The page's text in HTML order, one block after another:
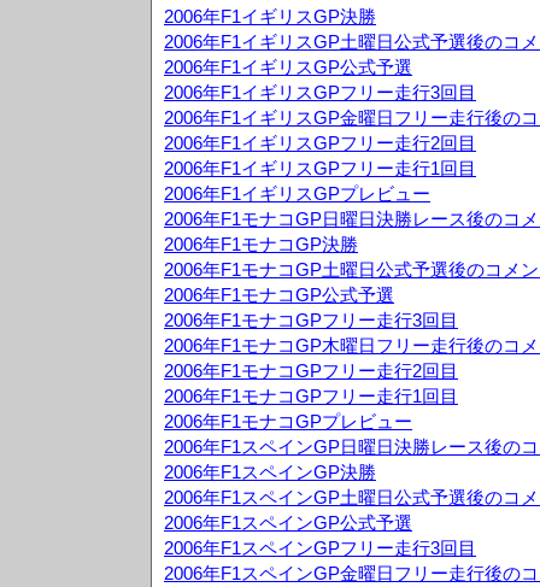
2006年F1イギリスGP決勝
2006年F1イギリスGP土曜日公式予選後のコ
2006年F1イギリスGP公式予選
2006年F1イギリスGPフリー走行3回目
2006年F1イギリスGP金曜日フリー走行後の
2006年F1イギリスGPフリー走行2回目
2006年F1イギリスGPフリー走行1回目
2006年F1イギリスGPプレビュー
2006年F1モナコGP日曜日決勝レース後のコ
2006年F1モナコGP決勝
2006年F1モナコGP土曜日公式予選後のコメ
2006年F1モナコGP公式予選
2006年F1モナコGPフリー走行3回目
2006年F1モナコGP木曜日フリー走行後のコ
2006年F1モナコGPフリー走行2回目
2006年F1モナコGPフリー走行1回目
2006年F1モナコGPプレビュー
2006年F1スペインGP日曜日決勝レース後の
2006年F1スペインGP決勝
2006年F1スペインGP土曜日公式予選後のコ
2006年F1スペインGP公式予選
2006年F1スペインGPフリー走行3回目
2006年F1スペインGP金曜日フリー走行後の